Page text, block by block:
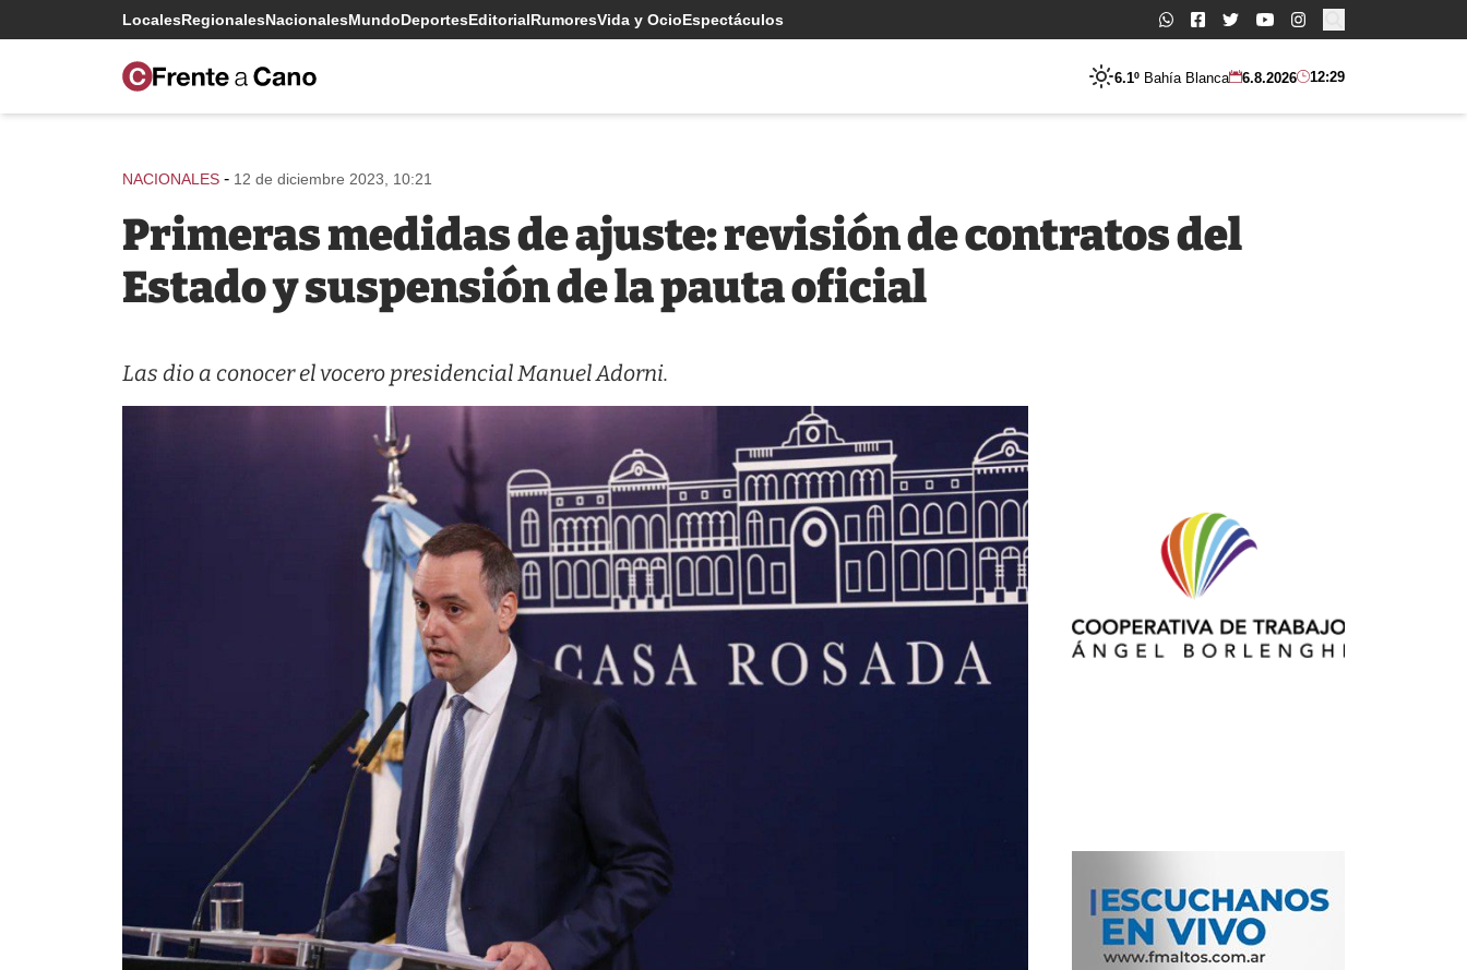
LocalesRegionalesNacionalesMundoDeportesEditorialRumoresVida y OcioEspectáculos Buscar:
6.1º Bahía Blanca 6.8.2026 12:29
NACIONALES - 12 de diciembre 2023, 10:21
Primeras medidas de ajuste: revisión de contratos del
Estado y suspensión de la pauta oficial
Las dio a conocer el vocero presidencial Manuel Adorni.